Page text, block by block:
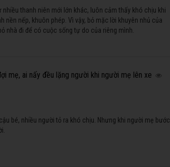
thanh niên mới lớn khác, luôn cảm thấy khó chịu khi
nền nếp, khuôn phép. Vì vậy, bỏ mặc lời khuyên nhủ của
nhà đi để có cuộc sống tự do của riêng mình.
mẹ, ai nấy đều lặng người khi người mẹ lên xe
bé, nhiều người tỏ ra khó chịu. Nhưng khi người mẹ bước